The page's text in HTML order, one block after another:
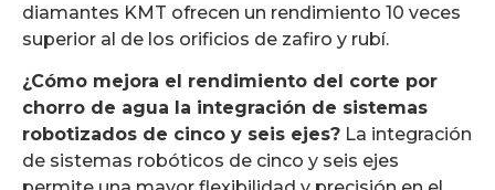
diamantes KMT ofrecen un rendimiento 10 veces
superior al de los orificios de zafiro y rubí.
¿Cómo mejora el rendimiento del corte por
chorro de agua la integración de sistemas
robotizados de cinco y seis ejes? La integración
de sistemas robóticos de cinco y seis ejes